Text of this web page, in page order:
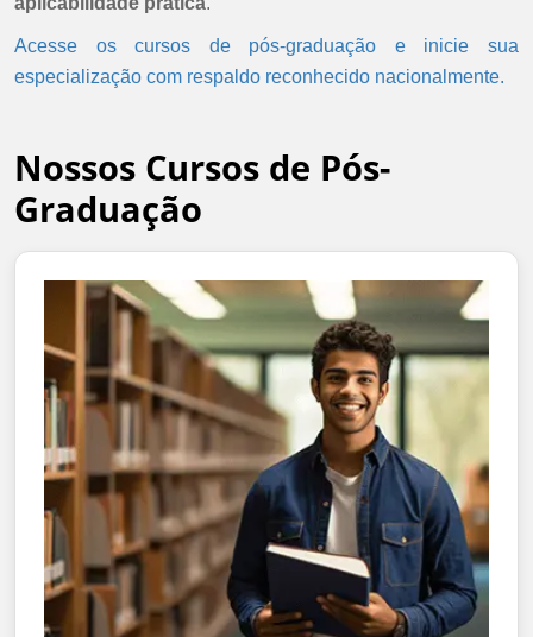
Acesse os cursos de pós-graduação e inicie sua
especialização com respaldo reconhecido nacionalmente.
Nossos Cursos de Pós-
Graduação